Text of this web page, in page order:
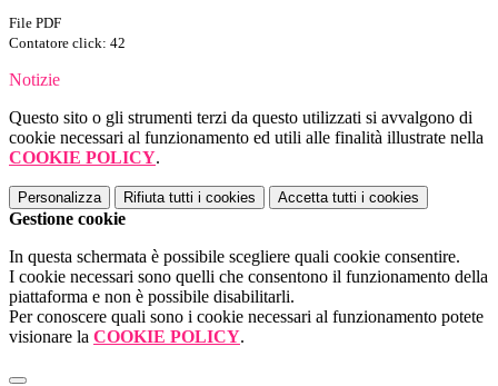
File PDF
Contatore click: 42
Notizie
Questo sito o gli strumenti terzi da questo utilizzati si avvalgono di
cookie necessari al funzionamento ed utili alle finalità illustrate nella
COOKIE POLICY.
Personalizza Rifiuta tutti i cookies Accetta tutti i cookies
Gestione cookie
In questa schermata è possibile scegliere quali cookie consentire.
I cookie necessari sono quelli che consentono il funzionamento della
piattaforma e non è possibile disabilitarli.
Per conoscere quali sono i cookie necessari al funzionamento potete
visionare la COOKIE POLICY.